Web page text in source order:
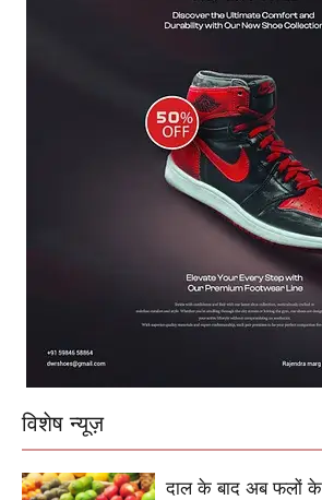
विशेष न्यूज़
दाल के बाद अब फलों के